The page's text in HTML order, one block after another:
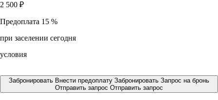
2 500 ₽
Предоплата 15 %
при заселении сегодня
условия
Забронировать Внести предоплату Забронировать Запрос на бронь
Отправить запрос Отправить запрос